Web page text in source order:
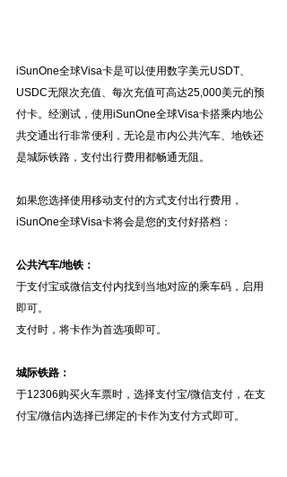
iSunOne全球Visa卡是可以使用数字美元USDT、
USDC无限次充值、每次充值可高达25,000美元的预
付卡。经测试，使用iSunOne全球Visa卡搭乘内地公
共交通出行非常便利，无论是市内公共汽车、地铁还
是城际铁路，支付出行费用都畅通无阻。
如果您选择使用移动支付的方式支付出行费用，
iSunOne全球Visa卡将会是您的支付好搭档：
公共汽车/地铁：
于支付宝或微信支付内找到当地对应的乘车码，启用
即可。
支付时，将卡作为首选项即可。
城际铁路：
于12306购买火车票时，选择支付宝/微信支付，在支
付宝/微信内选择已绑定的卡作为支付方式即可。